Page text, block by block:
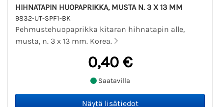
HIHNATAPIN HUOPAPRIKKA, MUSTA N. 3 X 13 MM
9832-UT-SPF1-BK
Pehmustehuopaprikka kitaran hihnatapin alle,
musta, n. 3 x 13 mm. Korea.
0,40 €
Saatavilla